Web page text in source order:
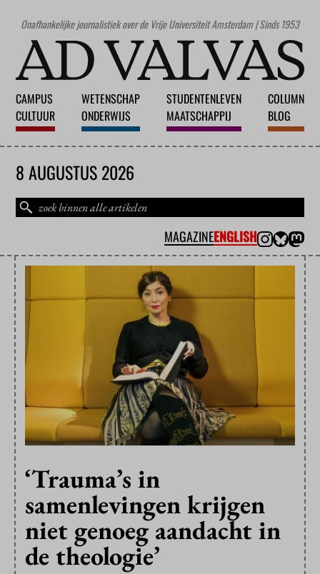
Onafhankelijke journalistiek over de Vrije Universiteit Amsterdam | Sinds 1953
CAMPUS
CULTUUR
WETENSCHAP
ONDERWIJS
STUDENTENLEVEN
MAATSCHAPPIJ
COLUMN
BLOG
8 AUGUSTUS 2026
MAGAZINEENGLISH
‘Trauma’s in
samenlevingen krijgen
niet genoeg aandacht in
de theologie’